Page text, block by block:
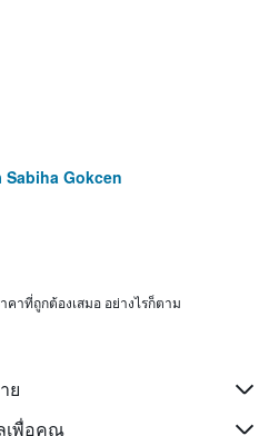
Gokcen
คาที่ถูกต้องเสมอ อย่างไรก็ตาม
ย
เพื่อคุณ